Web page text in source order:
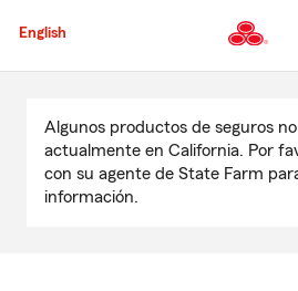
al
English
contenido
principal
Algunos productos de seguros
actualmente en California. Por
con su agente de State Farm
información.